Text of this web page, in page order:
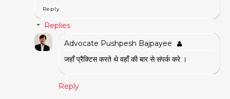
Reply
Replies
Advocate Pushpesh Bajpayee
जहाँ प्रैक्टिस करते थे वहाँ की बार से संपर्क करे ।
Reply